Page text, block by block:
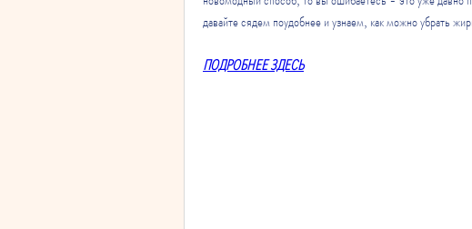
давайте сядем поудобнее и узнаем, как можно убрать
ПОДРОБНЕЕ ЗДЕСЬ